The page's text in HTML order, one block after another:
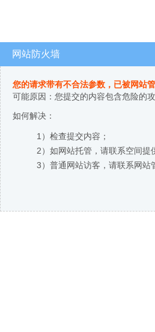
网站防火墙
您的请求带有不合法参数，已被网站
可能原因：您提交的内容包含危险的
如何解决：
1）检查提交内容；
2）如网站托管，请联系空间提
3）普通网站访客，请联系网站